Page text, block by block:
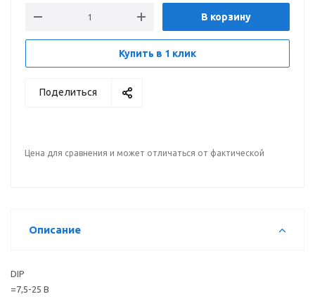
В корзину
Купить в 1 клик
Поделиться
Цена для сравнения и может отличаться от фактической
Описание
DIP
=7,5-25 В